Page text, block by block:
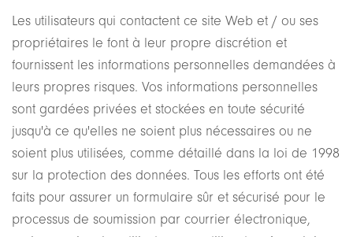
Les utilisateurs qui contactent ce site Web et / ou ses
propriétaires le font à leur propre discrétion et
fournissent les informations personnelles demandées à
leurs propres risques. Vos informations personnelles
sont gardées privées et stockées en toute sécurité
jusqu'à ce qu'elles ne soient plus nécessaires ou ne
soient plus utilisées, comme détaillé dans la loi de 1998
sur la protection des données. Tous les efforts ont été
faits pour assurer un formulaire sûr et sécurisé pour le
processus de soumission par courrier électronique,